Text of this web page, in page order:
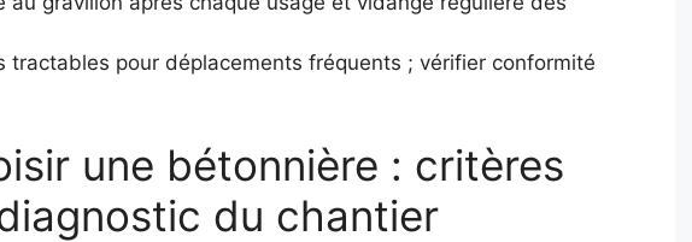
tractables pour déplacements fréquents ; vérifier conformité
une bétonnière : critères
du chantier